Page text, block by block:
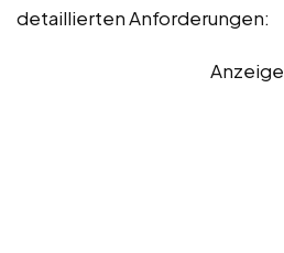
detaillierten Anforderungen:
Anzeige